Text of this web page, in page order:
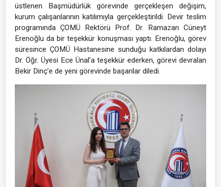
üstlenen Başmüdürlük görevinde gerçekleşen değişim,
kurum çalışanlarının katılımıyla gerçekleştirildi. Devir teslim
programında ÇOMÜ Rektörü Prof. Dr. Ramazan Cüneyt
Erenoğlu da bir teşekkür konuşması yaptı. Erenoğlu, görev
süresince ÇOMÜ Hastanesine sunduğu katkılardan dolayı
Dr. Öğr. Üyesi Ece Ünal’a teşekkür ederken, görevi devralan
Bekir Dinç’e de yeni görevinde başarılar diledi.